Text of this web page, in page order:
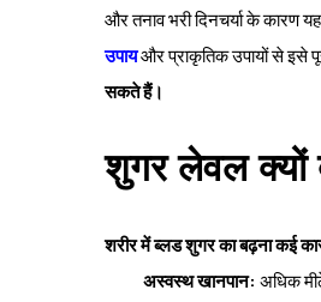
और तनाव भरी दिनचर्या के कारण
उपायऔर प्राकृतिक उपायों से इसे
सकते हैं।
शुगर लेवल क्यों
शरीर में ब्लड शुगर का बढ़ना कई
अस्वस्थ खानपान: अधिक